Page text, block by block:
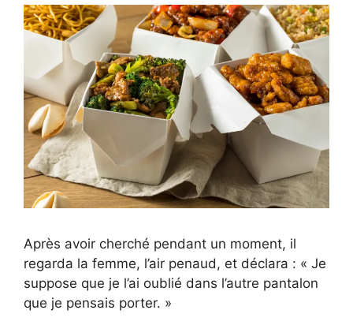
Après avoir cherché pendant un moment, il
regarda la femme, l’air penaud, et déclara : « Je
suppose que je l’ai oublié dans l’autre pantalon
que je pensais porter. »